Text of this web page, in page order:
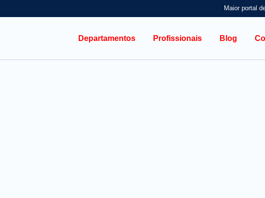
Maior portal
Departamentos Profissionais Blog